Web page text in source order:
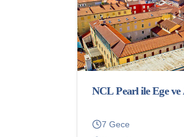
NCL Pearl ile Ege
7 Gece